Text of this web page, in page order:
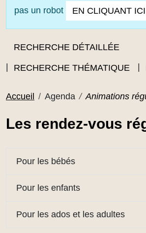
pas un robot
EN CLIQUANT ICI
RECHERCHE DÉTAILLÉE
RECHERCHE THÉMATIQUE
Accueil Agenda Animations
Les rendez-vous
Pour les bébés
Pour les enfants
Pour les ados et les adultes